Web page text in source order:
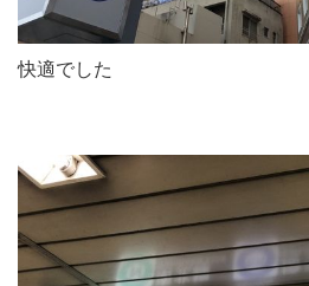
快適でした